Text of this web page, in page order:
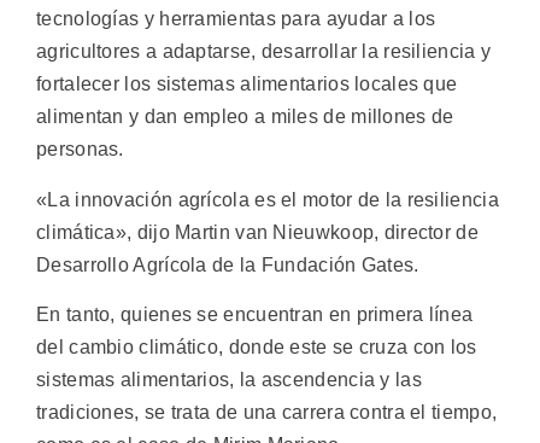
tecnologías y herramientas para ayudar a los
agricultores a adaptarse, desarrollar la resiliencia y
fortalecer los sistemas alimentarios locales que
alimentan y dan empleo a miles de millones de
personas.
«La innovación agrícola es el motor de la resiliencia
climática», dijo Martin van Nieuwkoop, director de
Desarrollo Agrícola de la Fundación Gates.
En tanto, quienes se encuentran en primera línea
del cambio climático, donde este se cruza con los
sistemas alimentarios, la ascendencia y las
tradiciones, se trata de una carrera contra el tiempo,